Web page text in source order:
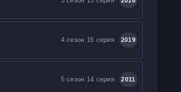
4 сезон 16 серия 2019
5 сезон 14 серия 2011